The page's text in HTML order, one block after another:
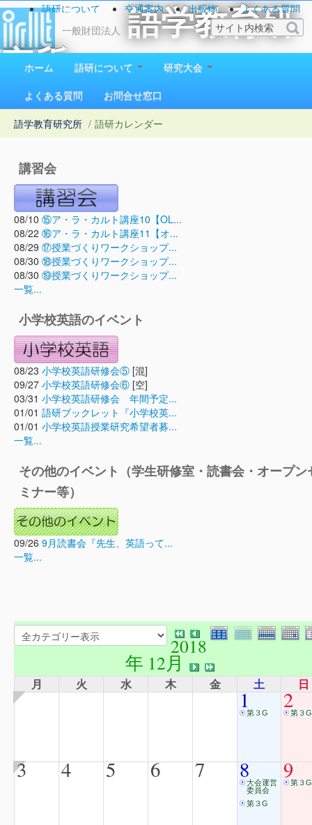
一般財団法人
語学教育研
究所
1923（大正12）年創立
語研について 交通案内 出版物
よくある質問
お問い合わせ
ホーム 語研について
研究大会
よくある質問
お問合せ窓口
語学教育研究所 / 語研カレンダー
講習会
08/10 ⑮ア・ラ・カルト講座10【OL...
08/22 ⑯ア・ラ・カルト講座11【オ...
08/29 ⑰授業づくりワークショップ...
08/30 ⑱授業づくりワークショップ...
08/30 ⑲授業づくりワークショップ...
一覧...
小学校英語のイベント
08/23 小学校英語研修会⑤ [混]
09/27 小学校英語研修会⑥ [空]
03/31 小学校英語研修会 年間予定...
01/01 語研ブックレット『小学校英...
01/01 小学校英語授業研究希望者募...
一覧...
その他のイベント（学生研修室・読書会・オープン
ミナー等）
09/26 9月読書会『先生、英語って...
一覧...
2018
年 12月
月 火 水 木 金 土 日
1第３G 2第３G
3 4 5 6 7 8大会運営
委員会
第３G
9第３G